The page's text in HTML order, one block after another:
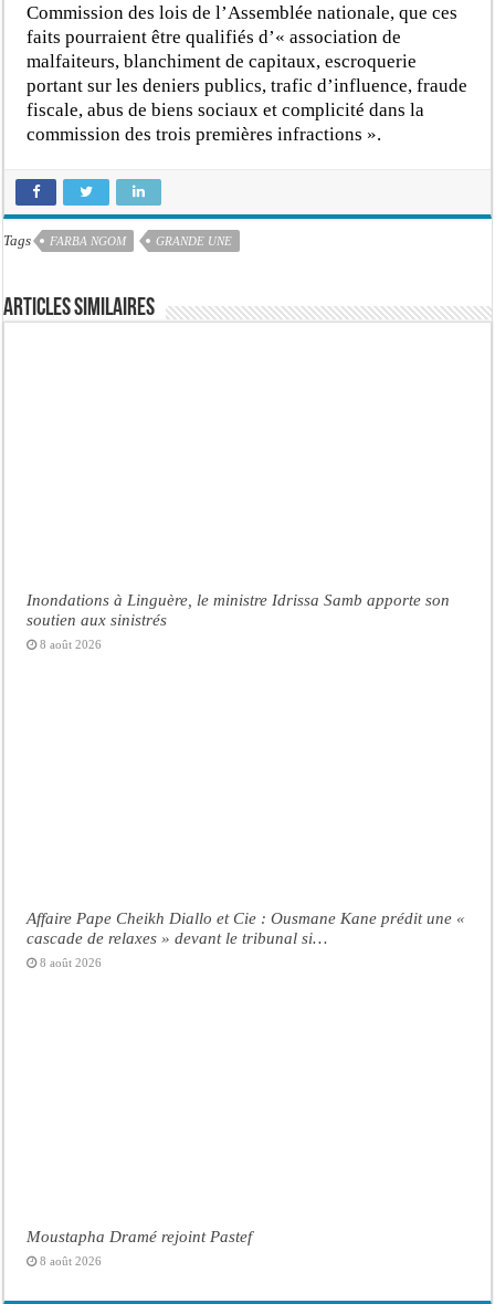
Commission des lois de l’Assemblée nationale, que ces
faits pourraient être qualifiés d’« association de
malfaiteurs, blanchiment de capitaux, escroquerie
portant sur les deniers publics, trafic d’influence, fraude
fiscale, abus de biens sociaux et complicité dans la
commission des trois premières infractions ».
Tags FARBA NGOM GRANDE UNE
Articles similaires
Inondations à Linguère, le ministre Idrissa Samb apporte son
soutien aux sinistrés
8 août 2026
Affaire Pape Cheikh Diallo et Cie : Ousmane Kane prédit une «
cascade de relaxes » devant le tribunal si…
8 août 2026
Moustapha Dramé rejoint Pastef
8 août 2026